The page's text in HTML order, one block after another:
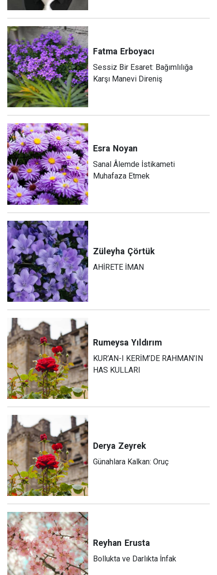
Fatma Erboyacı
Sessiz Bir Esaret: Bağımlılığa
Karşı Manevi Direniş
Esra Noyan
Sanal Âlemde İstikameti
Muhafaza Etmek
Züleyha Çörtük
AHİRETE İMAN
Rumeysa Yıldırım
KUR’AN-I KERİM’DE RAHMAN’IN
HAS KULLARI
Derya Zeyrek
Günahlara Kalkan: Oruç
Reyhan Erusta
Bollukta ve Darlıkta İnfak